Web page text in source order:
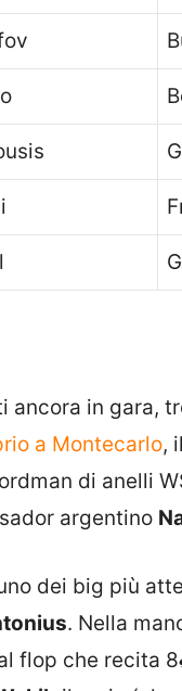
ancora in gara,
a Montecarlo,
di anelli
argentino
dei big più
. Nella
flop che recita